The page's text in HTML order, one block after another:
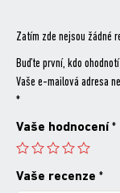
Zatím zde nejsou žádné
Buďte první, kdo
Vaše e-mailová adresa
*
Vaše hodnocení *
Vaše recenze *